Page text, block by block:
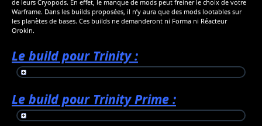
de leurs Cryopods. En effet, le manque de mods peut freiner le choix de votre
Warframe. Dans les builds proposées, il n’y aura que des mods lootables sur
les planètes de bases. Ces builds ne demanderont ni Forma ni Réacteur
Orokin.
Le build pour Trinity :
Le build pour Trinity Prime :